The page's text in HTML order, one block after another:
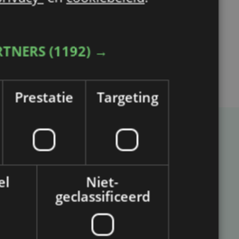
opgemerkt?
schrijffout opgemerkt in dit
artikel?
(1192) →
Prestatie Targeting
Niet-
geclassificeerd